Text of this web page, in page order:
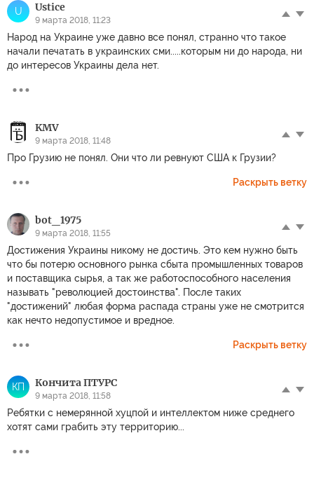
U Ustice
9 марта 2018, 11:23
Народ на Украине уже давно все понял, странно что такое
начали печатать в украинских сми.....которым ни до народа, ни
до интересов Украины дела нет.
KMV
9 марта 2018, 11:48
Про Грузию не понял. Они что ли ревнуют США к Грузии?
Раскрыть ветку
bot_1975
9 марта 2018, 11:55
Достижения Украины никому не достичь. Это кем нужно быть
что бы потерю основного рынка сбыта промышленных товаров
и поставщика сырья, а так же работоспособного населения
называть "революцией достоинства". После таких
"достижений" любая форма распада страны уже не смотрится
как нечто недопустимое и вредное.
Раскрыть ветку
КП Кончита ПТУРС
9 марта 2018, 11:58
Ребятки с немерянной хуцпой и интеллектом ниже среднего
хотят сами грабить эту территорию...